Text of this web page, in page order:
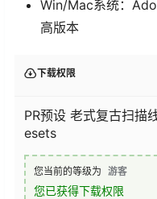
Win/Mac系统：
高版本
下载权限
PR预设 老式复古扫描
esets
您当前的等级为 游客
您已获得下载权限